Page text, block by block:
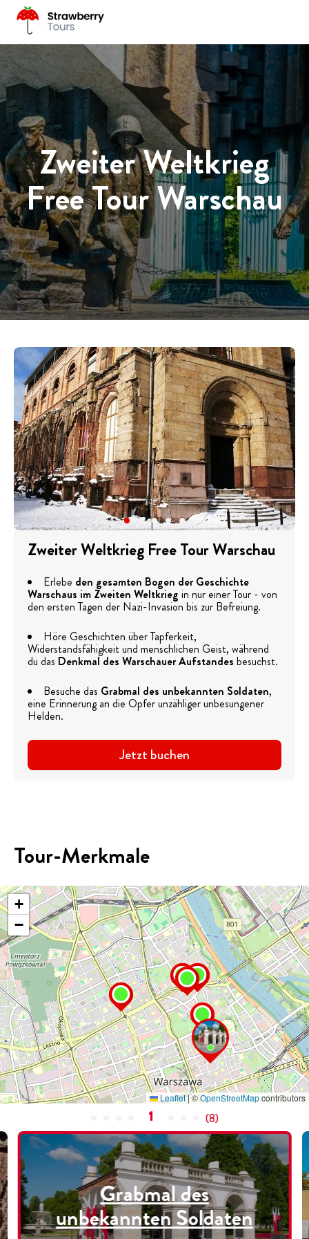
Zweiter Weltkrieg
Free Tour Warschau
Zweiter Weltkrieg Free Tour Warschau
Erlebe den gesamten Bogen der Geschichte
Warschaus im Zweiten Weltkrieg in nur einer Tour - von
den ersten Tagen der Nazi-Invasion bis zur Befreiung.
Höre Geschichten über Tapferkeit,
Widerstandsfähigkeit und menschlichen Geist, während
du das Denkmal des Warschauer Aufstandes besuchst.
Besuche das Grabmal des unbekannten Soldaten,
eine Erinnerung an die Opfer unzähliger unbesungener
Helden.
Jetzt buchen
Tour-Merkmale
+
−
Leaflet|©OpenStreetMapcontributors
1 (8)
Grabmal des
unbekannten Soldaten